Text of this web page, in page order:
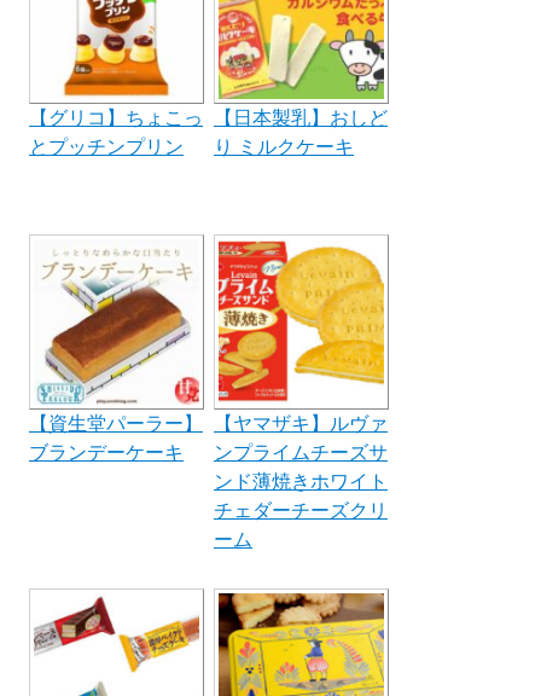
【グリコ】ちょこっ
とプッチンプリン
【日本製乳】おしど
り ミルクケーキ
【資生堂パーラー】
ブランデーケーキ
【ヤマザキ】ルヴァ
ンプライムチーズサ
ンド薄焼きホワイト
チェダーチーズクリ
ーム